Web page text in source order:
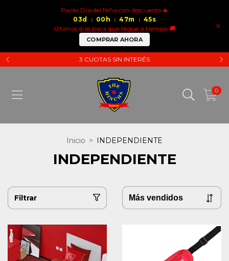
×
Packs Dia del Niño con descuento🔥
03d : 00 h : 47m : 44s
Últimos días para que llegue a tiempo 🚚
COMPRAR AHORA
3 CUOTAS SIN INTERÉS
0
Inicio > INDEPENDIENTE
INDEPENDIENTE
Filtrar